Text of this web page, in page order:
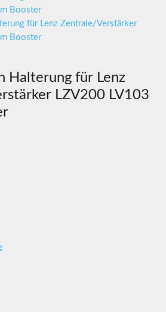
Halterung für Lenz
LZV200 LV103